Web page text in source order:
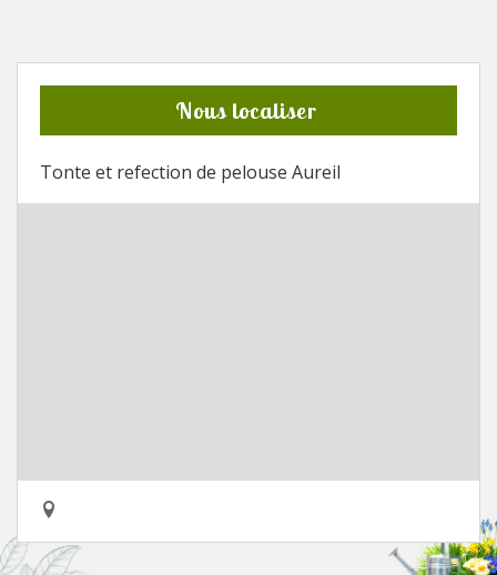
Nous localiser
Tonte et refection de pelouse Aureil